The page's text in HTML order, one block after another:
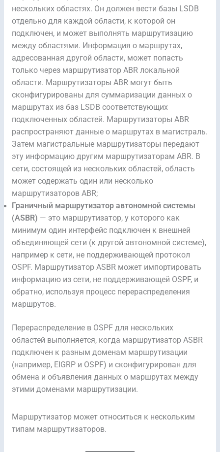
нескольких областях. Он должен вести базы LSDB
отдельно для каждой области, к которой он
подключен, и может выполнять маршрутизацию
между областями. Информация о маршрутах,
адресованная другой области, может попасть
только через маршрутизатор ABR локальной
области. Маршрутизаторы ABR могут быть
сконфигурированы для суммаризации данных о
маршрутах из баз LSDB соответствующих
подключенных областей. Маршрутизаторы ABR
распространяют данные о маршрутах в магистраль.
Затем магистральные маршрутизаторы передают
эту информацию другим маршрутизаторам ABR. В
сети, состоящей из нескольких областей, область
может содержать один или несколько
маршрутизаторов ABR;
Граничный маршрутизатор автономной системы
(ASBR) — это маршрутизатор, у которого как
минимум один интерфейс подключен к внешней
объединяющей сети (к другой автономной системе),
например к сети, не поддерживающей протокол
OSPF. Маршрутизатор ASBR может импортировать
информацию из сети, не поддерживающей OSPF, и
обратно, используя процесс перераспределения
маршрутов.
Перераспределение в OSPF для нескольких
областей выполняется, когда маршрутизатор ASBR
подключен к разным доменам маршрутизации
(например, EIGRP и OSPF) и сконфигурирован для
обмена и объявления данных о маршрутах между
этими доменами маршрутизации.
Маршрутизатор может относиться к нескольким
типам маршрутизаторов.